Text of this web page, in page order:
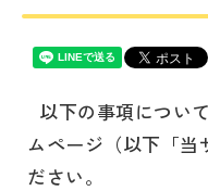
以下の事項につい
ムページ（以下「当
ださい。